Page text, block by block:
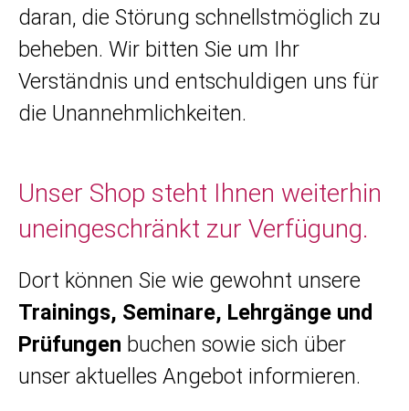
daran, die Störung schnellstmöglich zu
beheben. Wir bitten Sie um Ihr
Verständnis und entschuldigen uns für
die Unannehmlichkeiten.
Unser Shop steht Ihnen weiterhin
uneingeschränkt zur Verfügung.
Dort können Sie wie gewohnt unsere
Trainings, Seminare, Lehrgänge und
Prüfungen buchen sowie sich über
unser aktuelles Angebot informieren.